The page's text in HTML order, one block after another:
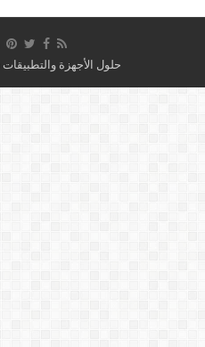
حلول الأجهزة والتطبيقات https://hloooltech.com